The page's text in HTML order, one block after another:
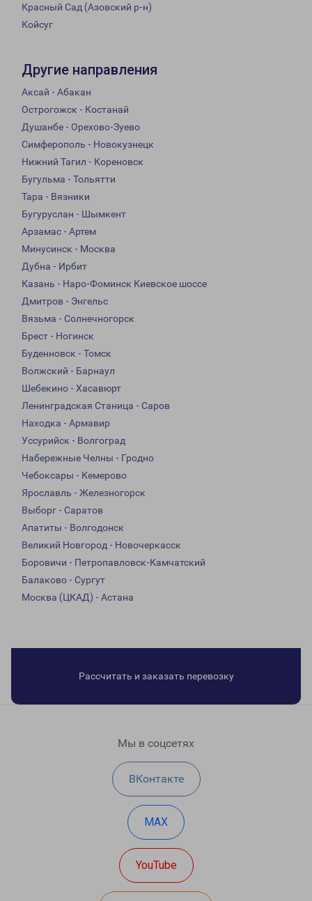
Красный Сад (Азовский р-н)
Койсуг
Другие направления
Аксай - Абакан
Острогожск - Костанай
Душанбе - Орехово-Зуево
Симферополь - Новокузнецк
Нижний Тагил - Кореновск
Бугульма - Тольятти
Тара - Вязники
Бугуруслан - Шымкент
Арзамас - Артем
Минусинск - Москва
Дубна - Ирбит
Казань - Наро-Фоминск Киевское шоссе
Дмитров - Энгельс
Вязьма - Солнечногорск
Брест - Ногинск
Буденновск - Томск
Волжский - Барнаул
Шебекино - Хасавюрт
Ленинградская Станица - Саров
Находка - Армавир
Уссурийск - Волгоград
Набережные Челны - Гродно
Чебоксары - Кемерово
Ярославль - Железногорск
Выборг - Саратов
Апатиты - Волгодонск
Великий Новгород - Новочеркасск
Боровичи - Петропавловск-Камчатский
Балаково - Сургут
Москва (ЦКАД) - Астана
Рассчитать и заказать перевозку
Мы в соцсетях
ВКонтакте
MAX
YouTube